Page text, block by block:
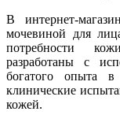
В интернет-
мочевиной для
потребности
разработаны с
богатого опыта
клинические
кожей.